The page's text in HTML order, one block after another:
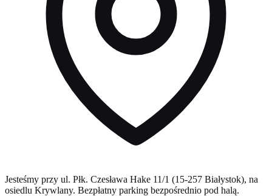
Jesteśmy przy ul. Płk. Czesława Hake 11/1 (15-257 Białystok), na
osiedlu Krywlany. Bezpłatny parking bezpośrednio pod halą.